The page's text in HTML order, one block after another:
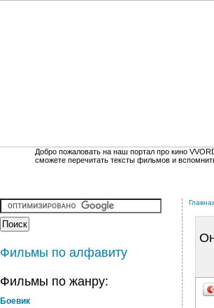
Добро пожаловать на наш портал про кино
сможете перечитать тексты фильмов и
Фильмы по алфавиту
Фильмы по жанру:
Боевик